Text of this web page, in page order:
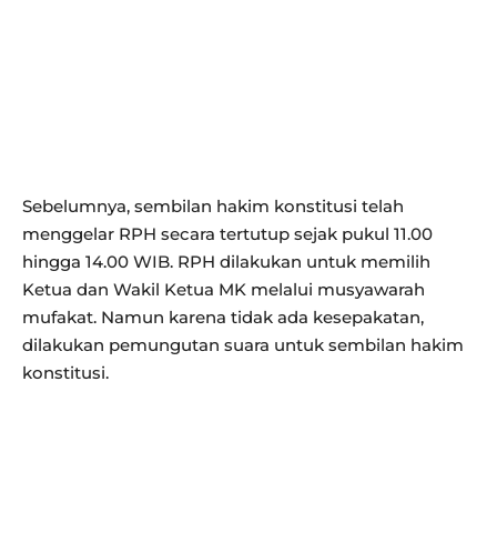
Sebelumnya, sembilan hakim konstitusi telah
menggelar RPH secara tertutup sejak pukul 11.00
hingga 14.00 WIB. RPH dilakukan untuk memilih
Ketua dan Wakil Ketua MK melalui musyawarah
mufakat. Namun karena tidak ada kesepakatan,
dilakukan pemungutan suara untuk sembilan hakim
konstitusi.